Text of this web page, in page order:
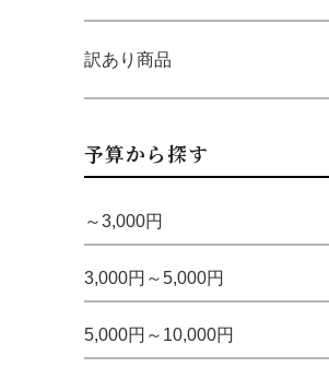
訳あり商品
予算から探す
～3,000円
3,000円～5,000円
5,000円～10,000円